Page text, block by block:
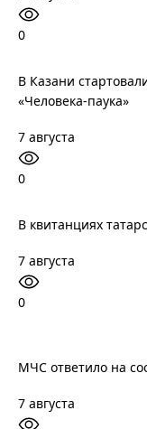
0
В Казани
«Человека-паука»
7 августа
0
В квитанциях
7 августа
0
МЧС ответило на
7 августа